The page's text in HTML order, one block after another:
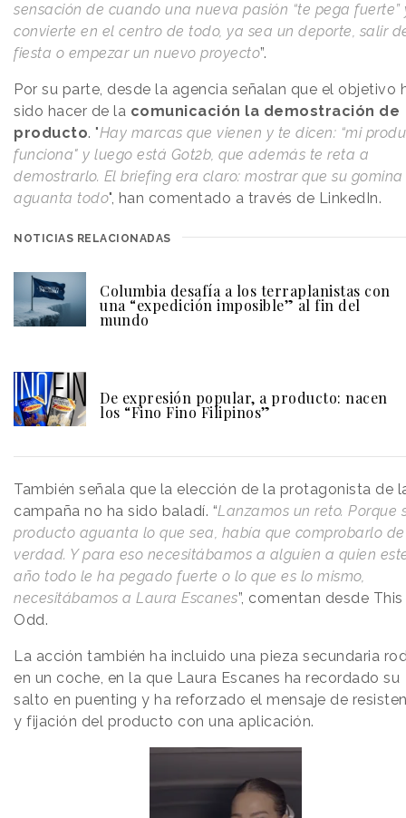
sensación de cuando una nueva pasión “te pega fuerte”
convierte en el centro de todo, ya sea un deporte, salir
fiesta o empezar un nuevo proyecto”.
Por su parte, desde la agencia señalan que el objetivo
sido hacer de la comunicación la demostración de
producto. "Hay marcas que vienen y te dicen: “mi
funciona" y luego está Got2b, que además te reta a
demostrarlo. El briefing era claro: mostrar que su
aguanta todo", han comentado a través de LinkedIn.
NOTICIAS RELACIONADAS
Columbia desafía a los terraplanistas con
una “expedición imposible” al fin del
mundo
De expresión popular, a producto: nacen
los “Fino Fino Filipinos”
También señala que la elección de la protagonista de
campaña no ha sido baladí. “Lanzamos un reto. Porque
producto aguanta lo que sea, había que comprobarlo de
verdad. Y para eso necesitábamos a alguien a quien
año todo le ha pegado fuerte o lo que es lo mismo,
necesitábamos a Laura Escanes”, comentan desde This
Odd.
La acción también ha incluido una pieza secundaria
en un coche, en la que Laura Escanes ha recordado su
salto en puenting y ha reforzado el mensaje de
y fijación del producto con una aplicación.